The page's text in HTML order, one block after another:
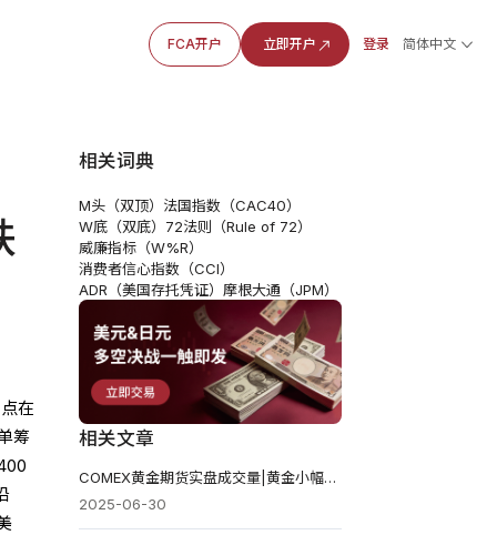
FCA开户 立即开户 登录 简体中文
在
筹
相关词典
M头（双顶） 法国指数（CAC40）
W底（双底） 72法则（Rule of 72）
威廉指标（W%R）
消费者信心指数（CCI）
ADR（美国存托凭证） 摩根大通（JPM）
相关文章
COMEX黄金期货实盘成交量|黄金小幅反弹 但3311美元依然阻力重重
2025-06-30